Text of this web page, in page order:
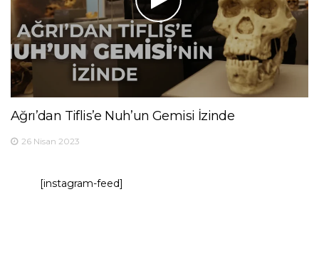
Ağrı’dan Tiflis’e Nuh’un Gemisi İzinde
26 Nisan 2023
[instagram-feed]